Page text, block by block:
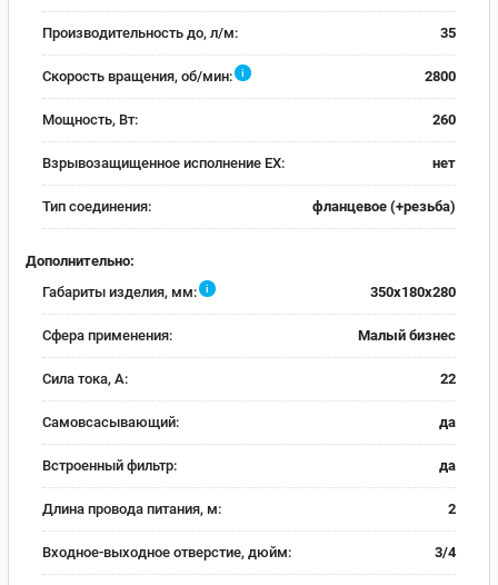
Производительность до, л/м: 35
Скорость вращения, об/мин: i 2800
Мощность, Вт: 260
Взрывозащищенное исполнение EX: нет
Тип соединения: фланцевое (+резьба)
Дополнительно:
Габариты изделия, мм:
i 350x180x280
Сфера применения: Малый бизнес
Сила тока, А: 22
Самовсасывающий: да
Встроенный фильтр: да
Длина провода питания, м: 2
Входное-выходное отверстие, дюйм: 3/4